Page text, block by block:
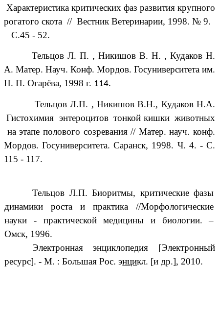
Характеристика критических фаз развития крупного
рогатого скота // Вестник Ветеринарии, 1998. № 9.
– С.45 - 52.
Тельцов Л. П. , Никишов В. Н. , Кудаков Н.
А. Матер. Науч. Конф. Мордов. Госуниверситета им.
Н. П. Огарёва, 1998 г. 114.
Тельцов Л.П. , Никишов В.Н., Кудаков Н.А.
Гистохимия энтероцитов тонкой кишки животных
на этапе полового созревания // Матер. науч. конф.
Мордов. Госуниверситета. Саранск, 1998. Ч. 4. - С.
115 - 117.
Тельцов Л.П. Биоритмы, критические фазы
динамики роста и практика //Морфологические
науки - практической медицины и биологии. –
Омск, 1996.
Электронная энциклопедия [Электронный
ресурс]. - М. : Большая Рос. энцикл. [и др.], 2010.